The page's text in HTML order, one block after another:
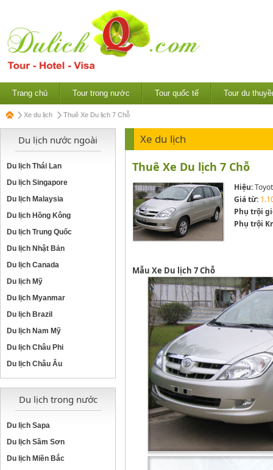
Trang chủ Tour trong nước Tour quốc tế Tour du
Xe du lịch Thuê Xe Du lịch 7 Chỗ
Du lịch nước ngoài
Du lịch Thái Lan
Du lịch Singapore
Du lịch Malaysia
Du lịch Hồng Kông
Du lịch Trung Quốc
Du lịch Nhật Bản
Du lịch Canada
Du lịch Mỹ
Du lịch Myanmar
Du lịch Brazil
Du lịch Nam Mỹ
Du lịch Châu Phi
Du lịch Châu Âu
Du lịch trong nước
Du lịch Sapa
Du lịch Sầm Sơn
Du lịch Miền Bắc
Xe du lịch
Thuê Xe Du lịch 7 Chỗ
Hiệu:
Giá từ:
Phụ trội
Phụ trội
Mẫu Xe Du lịch 7 Chỗ